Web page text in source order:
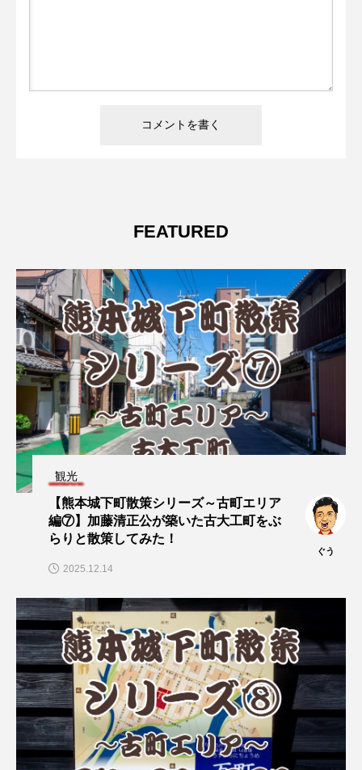
FEATURED
観光
【熊本城下町散策シリーズ～古町エリア
編⑦】加藤清正公が築いた古大工町をぶ
らりと散策してみた！
ぐう
2025.12.14